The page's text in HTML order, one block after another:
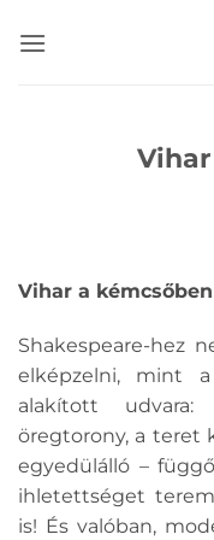
Vihar a kémcsőben
Shakespeare-hez
elképzelni, mint
alakított
öregtorony, a teret
egyedülálló –
ihletettséget
is! És valóban,